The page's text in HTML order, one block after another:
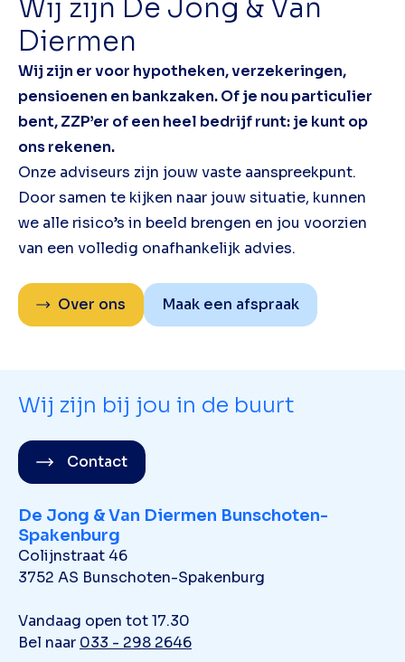
Wij zijn De Jong & Van
Diermen
Wij zijn er voor hypotheken, verzekeringen,
pensioenen en bankzaken. Of je nou particulier
bent, ZZP’er of een heel bedrijf runt: je kunt op
ons rekenen.
Onze adviseurs zijn jouw vaste aanspreekpunt.
Door samen te kijken naar jouw situatie, kunnen
we alle risico’s in beeld brengen en jou voorzien
van een volledig onafhankelijk advies.
Over ons Maak een afspraak
Wij zijn bij jou in de buurt
Contact
De Jong & Van Diermen Bunschoten-
Spakenburg
Colijnstraat 46
3752 AS Bunschoten-Spakenburg
Vandaag open tot 17.30
Bel naar 033 - 298 2646